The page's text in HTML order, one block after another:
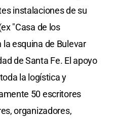
instalaciones de su
"Casa de los
la esquina de Bulevar
de Santa Fe. El apoyo
la logística y
50 escritores
organizadores,